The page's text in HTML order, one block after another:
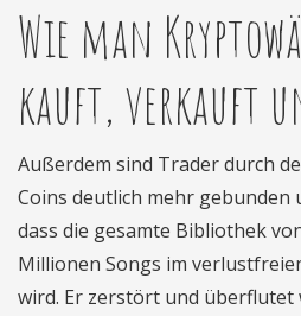
Wie man
kauft, verkauft
Außerdem sind Trader durch
Coins deutlich mehr gebunden
dass die gesamte Bibliothek
Millionen Songs im
wird. Er zerstört und überflutet